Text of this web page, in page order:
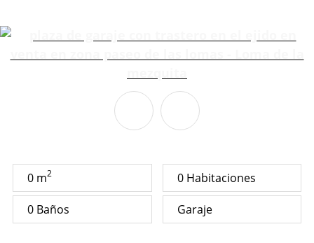
0 m2 0 Habitaciones
0 Baños Garaje